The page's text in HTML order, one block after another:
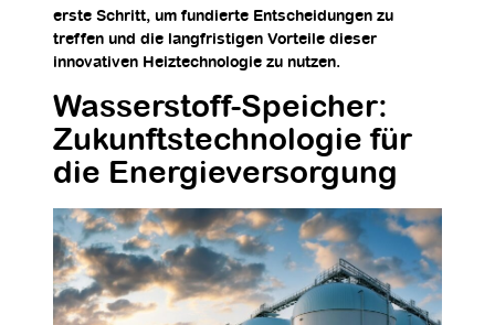
erste Schritt, um fundierte Entscheidungen zu
treffen und die langfristigen Vorteile dieser
innovativen Heiztechnologie zu nutzen.
Wasserstoff-Speicher:
Zukunftstechnologie für
die Energieversorgung